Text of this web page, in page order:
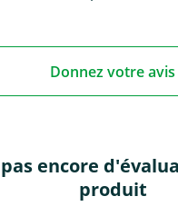
Donnez votre avis
encore
produit